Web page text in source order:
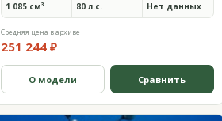
1 085 см³ 80 л.с. Нет данных
Средняя цена в архиве
251 244 ₽
О модели Сравнить